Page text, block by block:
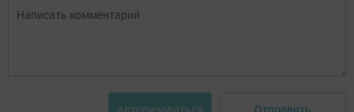
Отправить